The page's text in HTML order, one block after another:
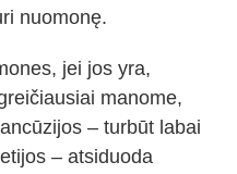
nuomonę.
jei jos yra,
manome,
– turbūt labai
– atsiduoda